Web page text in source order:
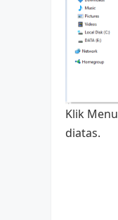
Klik Menu
diatas.